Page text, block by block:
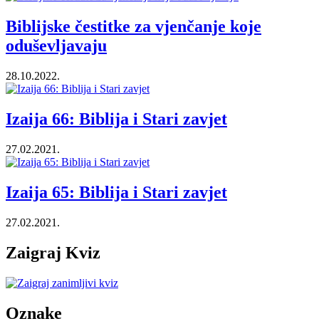
Biblijske čestitke za vjenčanje koje
oduševljavaju
28.10.2022.
Izaija 66: Biblija i Stari zavjet
27.02.2021.
Izaija 65: Biblija i Stari zavjet
27.02.2021.
Zaigraj Kviz
Oznake